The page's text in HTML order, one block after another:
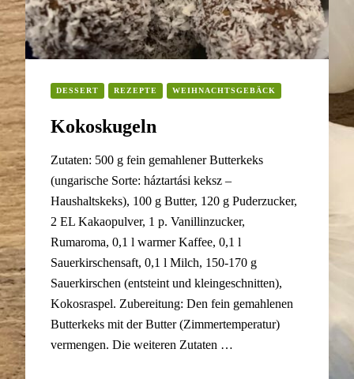
DESSERT REZEPTE WEIHNACHTSGEBÄCK
Kokoskugeln
Zutaten: 500 g fein gemahlener Butterkeks
(ungarische Sorte: háztartási keksz –
Haushaltskeks), 100 g Butter, 120 g Puderzucker,
2 EL Kakaopulver, 1 p. Vanillinzucker,
Rumaroma, 0,1 l warmer Kaffee, 0,1 l
Sauerkirschensaft, 0,1 l Milch, 150-170 g
Sauerkirschen (entsteint und kleingeschnitten),
Kokosraspel. Zubereitung: Den fein gemahlenen
Butterkeks mit der Butter (Zimmertemperatur)
vermengen. Die weiteren Zutaten …